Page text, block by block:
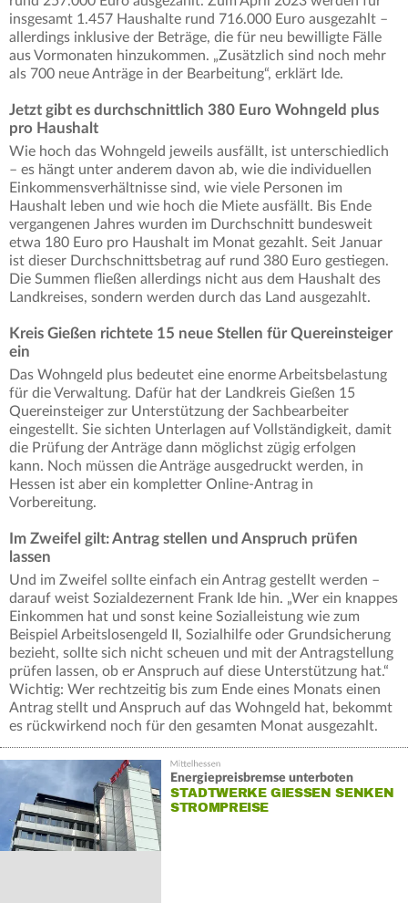
insgesamt 1.457 Haushalte rund 716.000 Euro ausgezahlt –
allerdings inklusive der Beträge, die für neu bewilligte Fälle
aus Vormonaten hinzukommen. „Zusätzlich sind noch mehr
als 700 neue Anträge in der Bearbeitung“, erklärt Ide.
Jetzt gibt es durchschnittlich 380 Euro Wohngeld plus
pro Haushalt
Wie hoch das Wohngeld jeweils ausfällt, ist unterschiedlich
– es hängt unter anderem davon ab, wie die individuellen
Einkommensverhältnisse sind, wie viele Personen im
Haushalt leben und wie hoch die Miete ausfällt. Bis Ende
vergangenen Jahres wurden im Durchschnitt bundesweit
etwa 180 Euro pro Haushalt im Monat gezahlt. Seit Januar
ist dieser Durchschnittsbetrag auf rund 380 Euro gestiegen.
Die Summen fließen allerdings nicht aus dem Haushalt des
Landkreises, sondern werden durch das Land ausgezahlt.
Kreis Gießen richtete 15 neue Stellen für Quereinsteiger
ein
Das Wohngeld plus bedeutet eine enorme Arbeitsbelastung
für die Verwaltung. Dafür hat der Landkreis Gießen 15
Quereinsteiger zur Unterstützung der Sachbearbeiter
eingestellt. Sie sichten Unterlagen auf Vollständigkeit, damit
die Prüfung der Anträge dann möglichst zügig erfolgen
kann. Noch müssen die Anträge ausgedruckt werden, in
Hessen ist aber ein kompletter Online-Antrag in
Vorbereitung.
Im Zweifel gilt: Antrag stellen und Anspruch prüfen
lassen
Und im Zweifel sollte einfach ein Antrag gestellt werden –
darauf weist Sozialdezernent Frank Ide hin. „Wer ein knappes
Einkommen hat und sonst keine Sozialleistung wie zum
Beispiel Arbeitslosengeld II, Sozialhilfe oder Grundsicherung
bezieht, sollte sich nicht scheuen und mit der Antragstellung
prüfen lassen, ob er Anspruch auf diese Unterstützung hat.“
Wichtig: Wer rechtzeitig bis zum Ende eines Monats einen
Antrag stellt und Anspruch auf das Wohngeld hat, bekommt
es rückwirkend noch für den gesamten Monat ausgezahlt.
Energiepreisbremse unterboten
STADTWERKE GIESSEN SENKEN S
TROMPREISE